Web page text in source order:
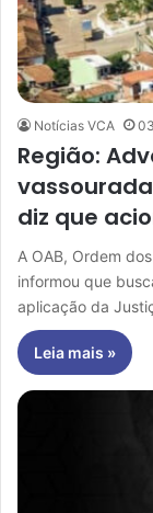
Notícias VCA
Região:
diz que
A OAB, Ordem
informou que
aplicação da
Leia mais »